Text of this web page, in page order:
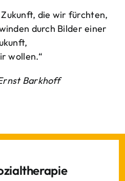
die wir fürchten,
durch Bilder einer
wollen.“
Barkhoff